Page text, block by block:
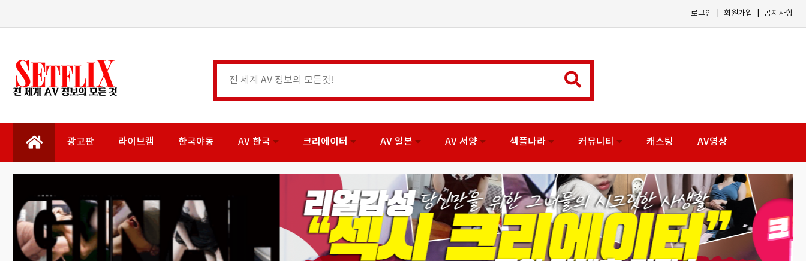
로그인 회원가입 공지사항
광고판 라이브캠 한국야동 AV 한국 크리에이터 AV 일본 AV 서양 섹플나라 커뮤니티 캐스팅 AV영상